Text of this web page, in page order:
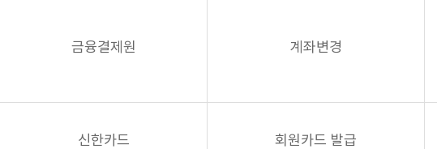
금융결제원 계좌변경
신한카드 회원카드 발급